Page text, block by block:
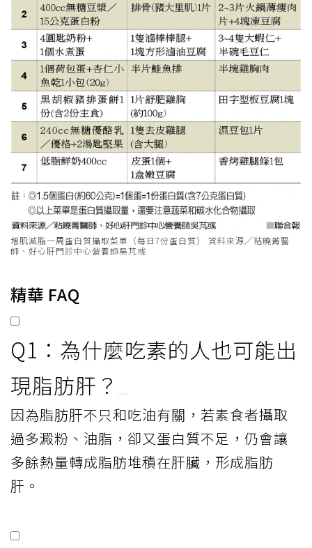
增肌減脂一周蛋白質攝取菜單（每日7份蛋白質） 資料來源╱粘曉菁醫
師、好心肝門診中心營養師吳芃彧
精華 FAQ
Q1：為什麼吃素的人也可能出
現脂肪肝？
因為脂肪肝不只和吃油有關，若素食者攝取
過多澱粉、油脂，卻又蛋白質不足，仍會讓
多餘熱量轉成脂肪堆積在肝臟，形成脂肪
肝。